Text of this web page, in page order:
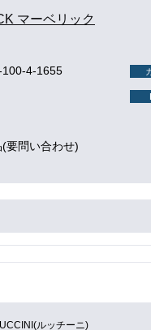
マーベリック
4-1655
要問い合わせ)
ルッチーニ)